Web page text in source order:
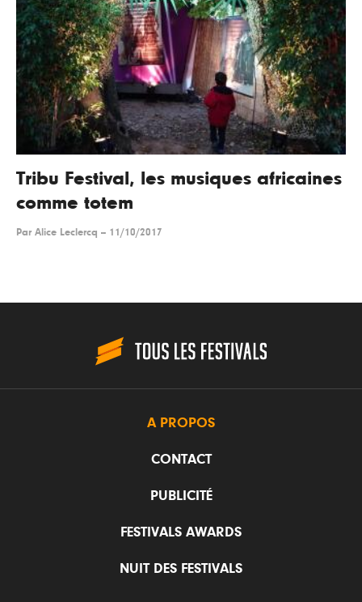
Tribu Festival, les musiques africaines
comme totem
Par Alice Leclercq -- 11/10/2017
A PROPOS
CONTACT
PUBLICITÉ
FESTIVALS AWARDS
NUIT DES FESTIVALS